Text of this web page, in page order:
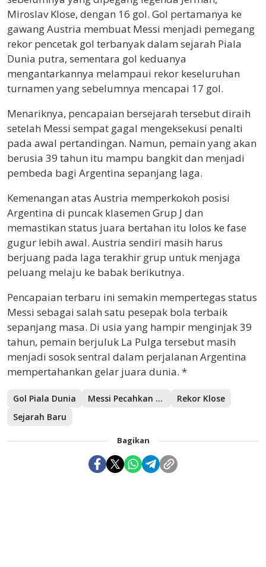
Miroslav Klose, dengan 16 gol. Gol pertamanya ke
gawang Austria membuat Messi menjadi pemegang
rekor pencetak gol terbanyak dalam sejarah Piala
Dunia putra, sementara gol keduanya
mengantarkannya melampaui rekor keseluruhan
turnamen yang sebelumnya mencapai 17 gol.
Menariknya, pencapaian bersejarah tersebut diraih
setelah Messi sempat gagal mengeksekusi penalti
pada awal pertandingan. Namun, pemain yang akan
berusia 39 tahun itu mampu bangkit dan menjadi
pembeda bagi Argentina sepanjang laga.
Kemenangan atas Austria memperkokoh posisi
Argentina di puncak klasemen Grup J dan
memastikan status juara bertahan itu lolos ke fase
gugur lebih awal. Austria sendiri masih harus
berjuang pada laga terakhir grup untuk menjaga
peluang melaju ke babak berikutnya.
Pencapaian terbaru ini semakin mempertegas status
Messi sebagai salah satu pesepak bola terbaik
sepanjang masa. Di usia yang hampir menginjak 39
tahun, pemain berjuluk La Pulga tersebut masih
menjadi sosok sentral dalam perjalanan Argentina
mempertahankan gelar juara dunia. *
Gol Piala Dunia Messi Pecahkan Rekor
Rekor Klose
Sejarah Baru
Bagikan